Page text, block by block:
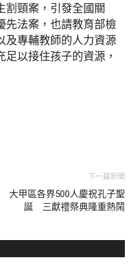
割頸案，引發全國關
先法案，也請教育部檢
及專輔教師的人力資源
以接住孩子的資源，
下一篇新聞
大甲區各界500人慶祝孔子聖
誕 三獻禮祭典隆重熱鬧